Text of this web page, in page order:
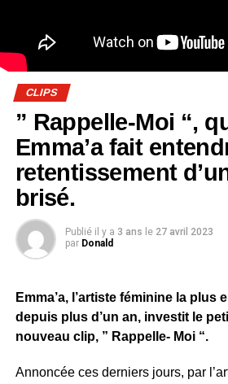
CLIPS
” Rappelle-Moi “,
Emma’a fait
retentissement
brisé.
Publié il y a 3 ans le 27 avril 2023
par Donald
Emma’a, l’artiste féminine la plus
depuis plus d’un an, investit le
nouveau clip, ” Rappelle- Moi “.
Annoncée ces derniers jours, par